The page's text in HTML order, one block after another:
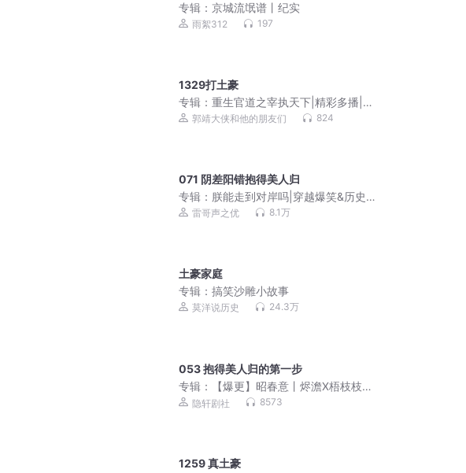
专辑： 京城流氓谱丨纪实
雨絮312 197
1329打土豪
专辑： 重生官道之宰执天下|精彩多播|喋
血官场|郭靖大侠播
郭靖大侠和他的朋友们 824
071 阴差阳错抱得美人归
专辑： 朕能走到对岸吗|穿越爆笑&历史
权谋|vip有声小说《真假天子》
雷哥声之优 8.1万
土豪家庭
专辑： 搞笑沙雕小故事
莫洋说历史 24.3万
053 抱得美人归的第一步
专辑：
【爆更】昭春意丨烬澹X梧枝枝丨
重生复仇丨甜宠丨权谋丨古风言情丨多
隐轩剧社 8573
1259 真土豪